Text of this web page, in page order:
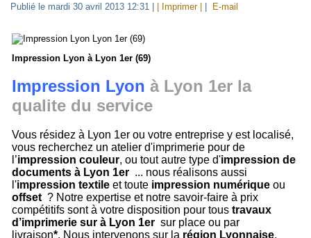
Publié le mardi 30 avril 2013 12:31 | Imprimer | E-mail
Impression Lyon à Lyon 1er (69)
Impression Lyon à Lyon 1er la
qualite du service
Vous résidez à Lyon 1er ou votre entreprise y est localisé,
vous recherchez un atelier d'imprimerie pour de
l’impression couleur, ou tout autre type d'impression de
documents à Lyon 1er ... nous réalisons aussi
l'impression textileet toute impression numériqueou
offset ? Notre expertise et notre savoir-faire à prix
compétitifs sont à votre disposition pour toustravaux
d’imprimerie sur à Lyon 1er sur place ou par
livraison*. Nous intervenons sur la région Lyonnaise.